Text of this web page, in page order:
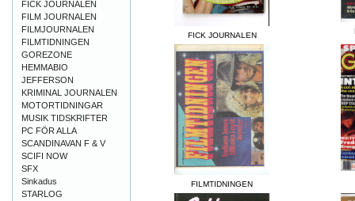
FICK JOURNALEN
FILMTIDNINGEN
FICK JOURNALEN
FILM JOURNALEN
FILMJOURNALEN
FILMTIDNINGEN
GOREZONE
HEMMABIO
JEFFERSON
KRIMINAL JOURNALEN
MOTORTIDNINGAR
MUSIK TIDSKRIFTER
PC FÖR ALLA
SCANDINAVAN F & V
SCIFI NOW
SFX
Sinkadus
STARLOG